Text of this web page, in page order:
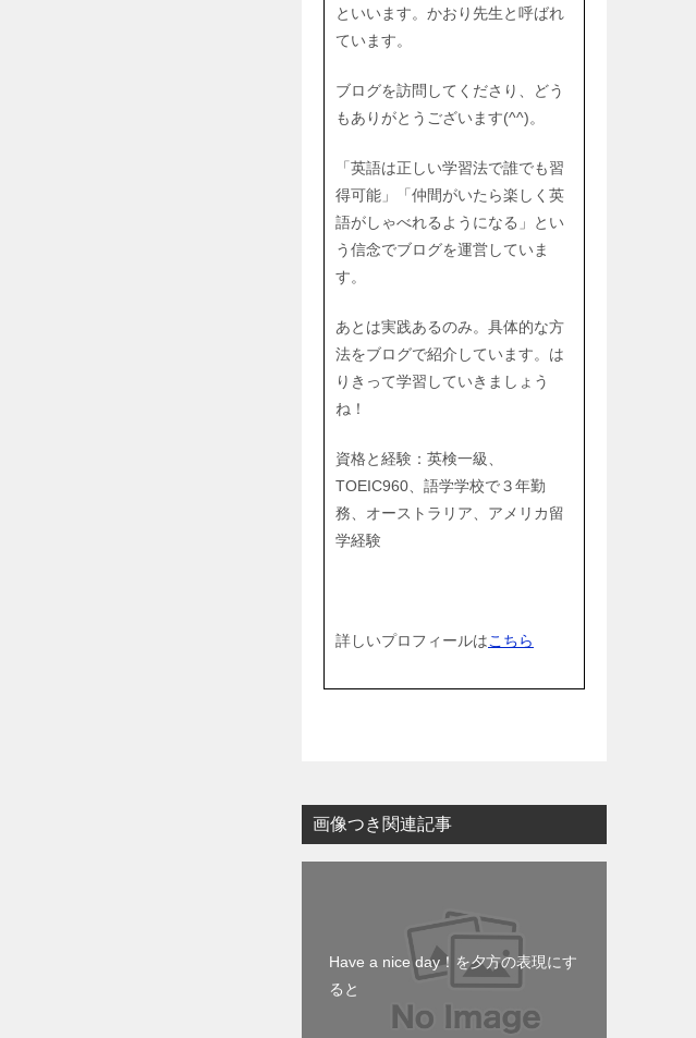
といいます。かおり先生と呼ばれ
ています。
ブログを訪問してくださり、どう
もありがとうございます(^^)。
「英語は正しい学習法で誰でも習
得可能」「仲間がいたら楽しく英
語がしゃべれるようになる」とい
う信念でブログを運営していま
す。
あとは実践あるのみ。具体的な方
法をブログで紹介しています。は
りきって学習していきましょう
ね！
資格と経験：英検一級、
TOEIC960、語学学校で３年勤
務、オーストラリア、アメリカ留
学経験
詳しいプロフィールはこちら
画像つき関連記事
Have a nice day！を夕方の表現にす
ると